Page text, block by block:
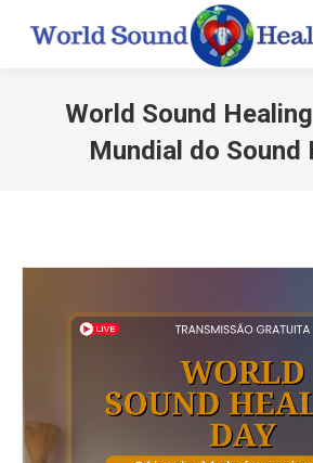
World Sound
Mundial do Sound